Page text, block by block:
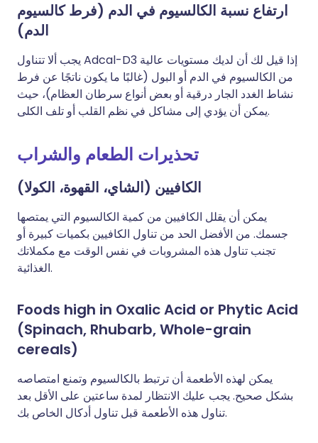
ارتفاع نسبة الكالسيوم في الدم (فرط كالسيوم
الدم)
يجب ألا تتناول Adcal-D3 إذا قيل لك أن لديك مستويات عالية
من الكالسيوم في الدم أو البول (غالبًا ما يكون ناتجًا عن فرط
نشاط الغدد الجار درقية أو بعض أنواع سرطان العظام)، حيث
يمكن أن يؤدي إلى مشاكل في نظم القلب أو تلف الكلى.
تحذيرات الطعام والشراب
الكافيين (الشاي، القهوة، الكولا)
يمكن أن يقلل الكافيين من كمية الكالسيوم التي يمتصها
جسمك. من الأفضل الحد من تناول الكافيين بكميات كبيرة أو
تجنب تناول هذه المشروبات في نفس الوقت مع مكملاتك
الغذائية.
Foods high in Oxalic Acid or Phytic Acid
(Spinach, Rhubarb, Whole-grain
cereals)
يمكن لهذه الأطعمة أن ترتبط بالكالسيوم وتمنع امتصاصه
بشكل صحيح. يجب عليك الانتظار لمدة ساعتين على الأقل بعد
تناول هذه الأطعمة قبل تناول أدكال الخاص بك.